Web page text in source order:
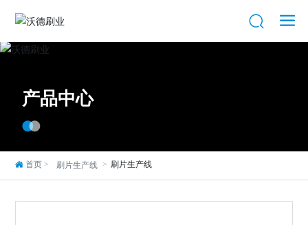
产品中心
首页 刷片生产线 刷片生产线